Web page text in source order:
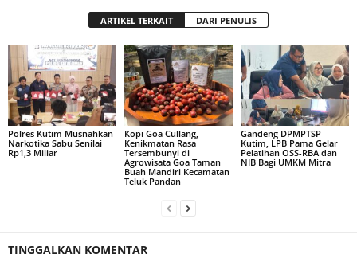
ARTIKEL TERKAIT DARI PENULIS
Polres Kutim Musnahkan
Narkotika Sabu Senilai
Rp1,3 Miliar
Kopi Goa Cullang,
Kenikmatan Rasa
Tersembunyi di
Agrowisata Goa Taman
Buah Mandiri Kecamatan
Teluk Pandan
Gandeng DPMPTSP
Kutim, LPB Pama Gelar
Pelatihan OSS-RBA dan
NIB Bagi UMKM Mitra
TINGGALKAN KOMENTAR